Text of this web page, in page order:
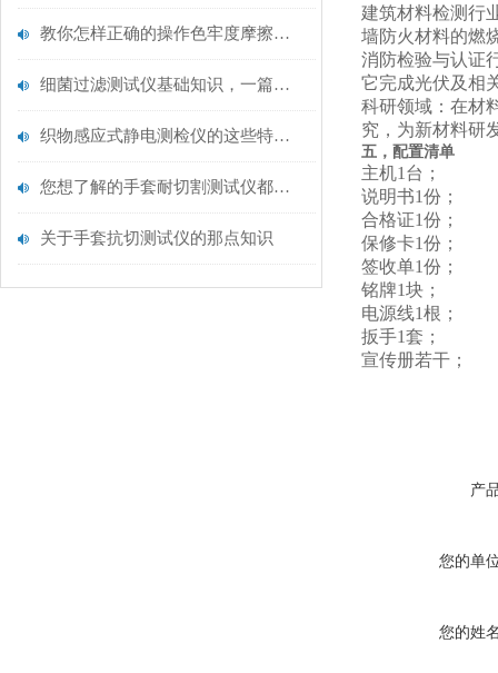
教你怎样正确的操作色牢度摩擦测试机
细菌过滤测试仪基础知识，一篇搞定
织物感应式静电测检仪的这些特点很少有人都知道
您想了解的手套耐切割测试仪都在这里了
关于手套抗切测试仪的那点知识
建筑材料检测行
墙防火材料的燃
消防检验与认证
它完成光伏及相
科研领域‌：在材
究，为新材料研
五，配置清单
主机1台；
说明书1份；
合格证1份；
保修卡1份；
签收单1份；
铭牌1块；
电源线1根；
扳手1套；
宣传册若干；
产
您的单
您的姓